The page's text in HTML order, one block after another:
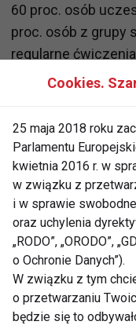
60 proc. osób
proc. osób z grupy
regularne
całkowite
W grupie
osiągnęło jedynie
biorących udział w
się ponadto
leki
przeciwzapalne
- Rezultaty tych
joga, jak i
bezpiecznym
Cookies.
25 maja 2018 roku
Parlamentu
kwietnia 2016 r. w
w związku z
i w sprawie
oraz uchylenia
„RODO”, „ORODO”,
o Ochronie Danych”).
W związku z tym
o przetwarzaniu
będzie się to